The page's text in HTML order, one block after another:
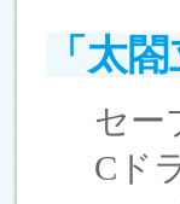
「太
セー
Cド